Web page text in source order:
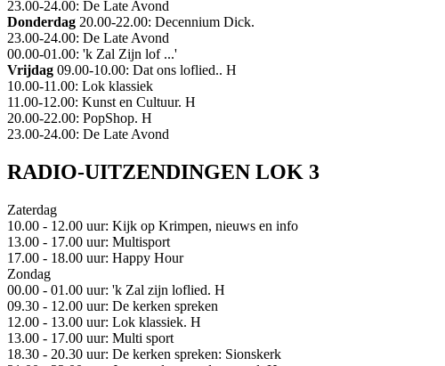
23.00-24.00: De Late Avond
Donderdag 20.00-22.00: Decennium Dick.
23.00-24.00: De Late Avond
00.00-01.00: 'k Zal Zijn lof ...'
Vrijdag 09.00-10.00: Dat ons loflied.. H
10.00-11.00: Lok klassiek
11.00-12.00: Kunst en Cultuur. H
20.00-22.00: PopShop. H
23.00-24.00: De Late Avond
RADIO-UITZENDINGEN LOK 3
Zaterdag
10.00 - 12.00 uur: Kijk op Krimpen, nieuws en info
13.00 - 17.00 uur: Multisport
17.00 - 18.00 uur: Happy Hour
Zondag
00.00 - 01.00 uur: 'k Zal zijn loflied. H
09.30 - 12.00 uur: De kerken spreken
12.00 - 13.00 uur: Lok klassiek. H
13.00 - 17.00 uur: Multi sport
18.30 - 20.30 uur: De kerken spreken: Sionskerk